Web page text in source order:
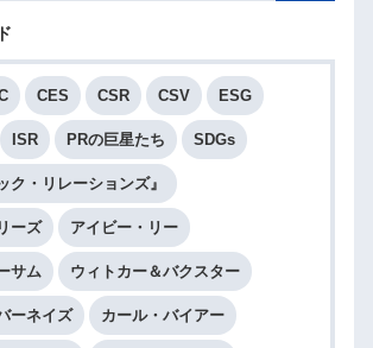
CES CSR CSV ESG
ISR PRの巨星たち SDGs
ク・リレーションズ』
ーズ アイビー・リー
サム ウィトカー＆バクスター
ーネイズ カール・バイアー